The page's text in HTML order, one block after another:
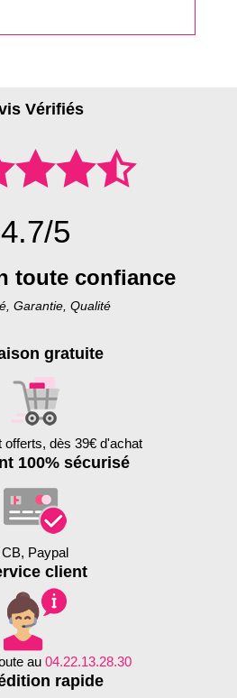
Vérifiés
4.7/5
toute confiance
Garantie, Qualité
gratuite
offerts, dès 39€ d'achat
100% sécurisé
CB, Paypal
client
au 04.22.13.28.30
rapide